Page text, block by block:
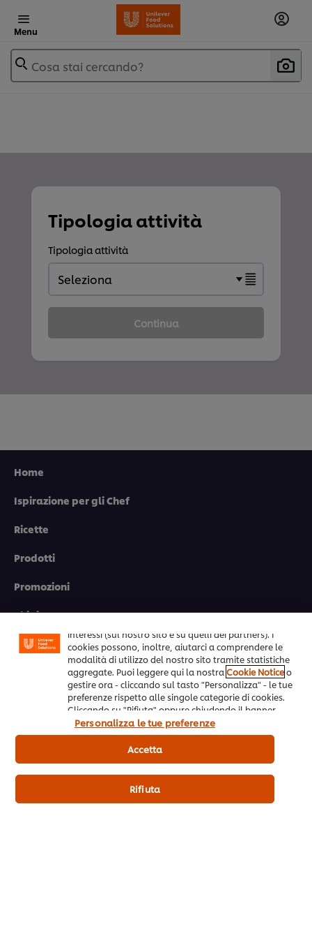
Menu
Cosa stai cercando?
Tipologia attività
Tipologia attività
Continua
Home
Ispirazione per gli Chef
Ricette
Prodotti
Promozioni
Chi siamo
Contattaci
Registrazione alla newsletter
Preferenze cookie
Seleziona il tuo paese
Please Recycle
salvare la tua "shopping basket" online) e – previo
interessi (sul nostro sito e su quelli dei partners). I
cookies possono, inoltre, aiutarci a comprendere le
modalità di utilizzo del nostro sito tramite statistiche
aggregate. Puoi leggere qui la nostraCookie Noticeo
gestire ora - cliccando sul tasto "Personalizza" - le tue
preferenze rispetto alle singole categorie di cookies.
Cliccando su "Rifiuta" oppure chiudendo il banner
tramite la X a destra, saranno utilizzati solo i cookies
necessari e tecnici. Invece, cliccando su "Accetta",
acconsenti all’utilizzo di tutti i cookie del nostro sito.
Personalizza le tue preferenze
Rifiuta
Accetta